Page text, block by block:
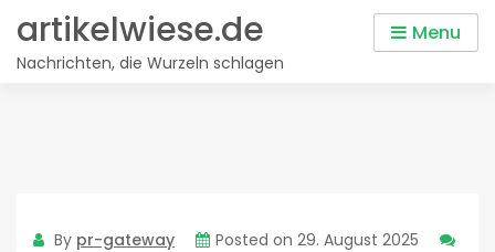
content
artikelwiese.de
Nachrichten, die Wurzeln schlagen
Menu
By pr-gateway Posted on 29. August 2025